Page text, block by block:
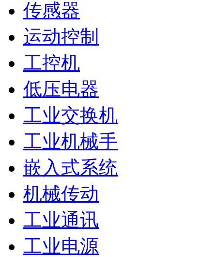
传感器
运动控制
工控机
低压电器
工业交换机
工业机械手
嵌入式系统
机械传动
工业通讯
工业电源